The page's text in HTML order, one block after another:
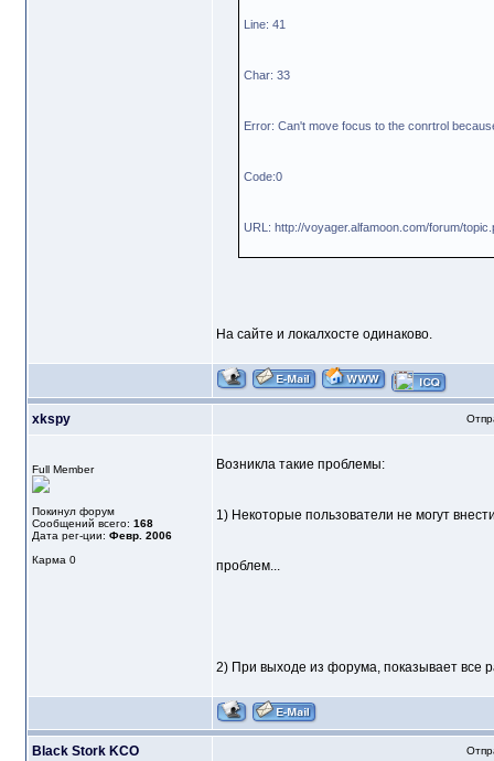
Line: 41
Char: 33
Error: Can't move focus to the conrtrol
Code:0
URL: http://voyager.alfamoon.com/forum/
На сайте и локалхосте одинаково.
xkspy
Full Member
Покинул форум
Сообщений всего: 168
Дата рег-ции: Февр. 2006
Карма 0
Возникла такие проблемы:
1) Некоторые пользователи не могут
проблем...
2) При выходе из форума, показывает все
Black Stork KCO